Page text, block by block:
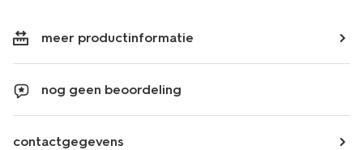
meer productinformatie
nog geen beoordeling
contactgegevens